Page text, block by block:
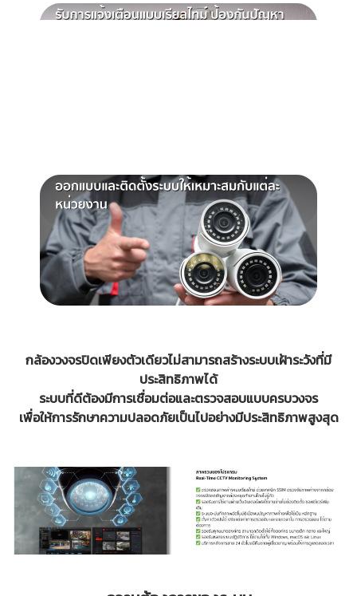
กล้องวงจรปิดเพียงตัวเดียวไม่สามารถสร้างระบบเฝ้าระวังที่มี
ประสิทธิภาพได้
ระบบที่ดีต้องมีการเชื่อมต่อและตรวจสอบแบบครบวงจร
เพื่อให้การรักษาความปลอดภัยเป็นไปอย่างมีประสิทธิภาพสูงสุด